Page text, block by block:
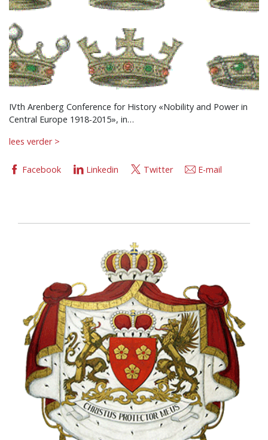
IVth Arenberg Conference for History «Nobility and Power in
Central Europe 1918-2015», in…
lees verder >
Facebook Linkedin Twitter E-mail